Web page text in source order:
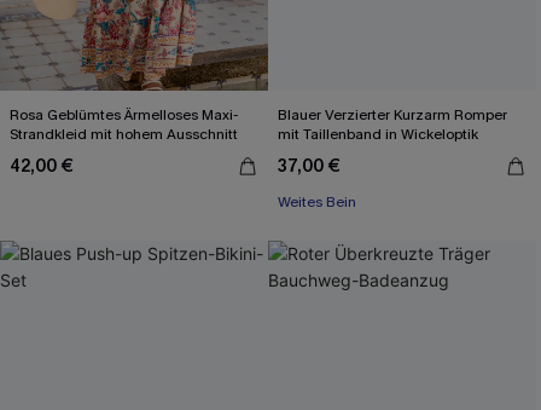
Rosa Geblümtes Ärmelloses Maxi-
Strandkleid mit hohem Ausschnitt
42,00 €
Blauer Verzierter Kurzarm Romper
mit Taillenband in Wickeloptik
37,00 €
Weites Bein